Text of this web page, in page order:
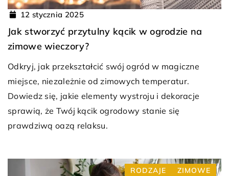
12 stycznia 2025
Jak stworzyć przytulny kącik w ogrodzie na
zimowe wieczory?
Odkryj, jak przekształcić swój ogród w magiczne
miejsce, niezależnie od zimowych temperatur.
Dowiedz się, jakie elementy wystroju i dekoracje
sprawią, że Twój kącik ogrodowy stanie się
prawdziwą oazą relaksu.
RODZAJE ZIMOWE